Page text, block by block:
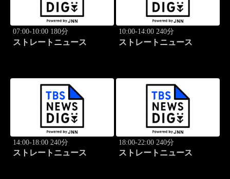
07:00-10:00 180分
ストレートニュース
10:00-14:00 240分
ストレートニュース
14:00-18:00 240分
ストレートニュース
18:00-22:00 240分
ストレートニュース